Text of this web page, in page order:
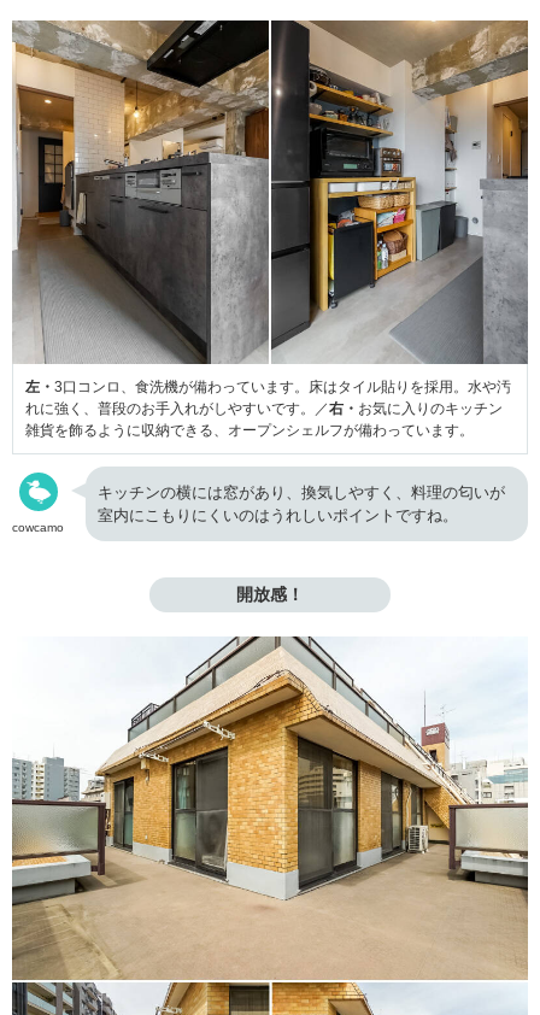
左・ 3口コンロ、食洗機が備わっています。床はタイル貼りを採用。水や汚
れに強く、普段のお手入れがしやすいです。／右・ お気に入りのキッチン
雑貨を飾るように収納できる、オープンシェルフが備わっています。
cowcamo
キッチンの横には窓があり、換気しやすく、料理の匂いが
室内にこもりにくいのはうれしいポイントですね。
開放感！